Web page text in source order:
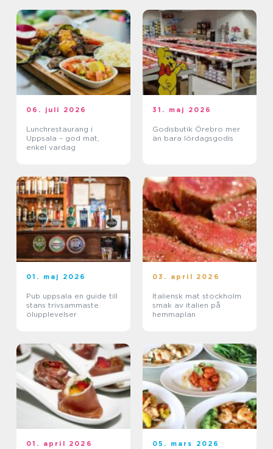
06. juli 2026
Lunchrestaurang i
Uppsala – god mat,
enkel vardag
31. maj 2026
Godisbutik Örebro mer
än bara lördagsgodis
01. maj 2026
Pub uppsala en guide till
stans trivsammaste
ölupplevelser
03. april 2026
Italiensk mat stockholm
smak av italien på
hemmaplan
01. april 2026 05. mars 2026